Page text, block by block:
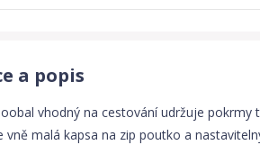
a popis
vhodný na cestování udržuje
vně malá kapsa na zip poutko a